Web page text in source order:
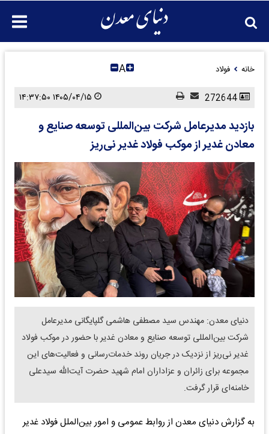
خانه فولاد A
بازدید مدیرعامل شرکت بین‌المللی توسعه صنایع و
معادن غدیر از موکب فولاد غدیر نی‌ریز
دنیای معدن: مهندس سید مصطفی هاشمی گلپایگانی مدیرعامل
شرکت بین‌المللی توسعه صنایع و معادن غدیر با حضور در موکب فولاد
غدیر نی‌ریز از نزدیک در جریان روند خدمات‌رسانی و فعالیت‌های این
مجموعه برای زائران و عزاداران امام شهید حضرت آیت‌الله سیدعلی
خامنه‌ای قرار گرفت.
به گزارش دنیای معدن از روابط عمومی و امور بین‌الملل فولاد غدیر